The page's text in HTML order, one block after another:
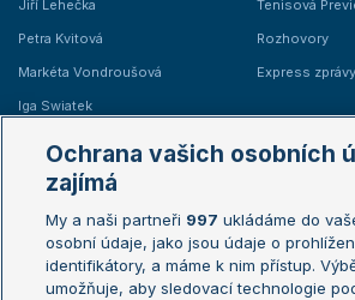
Jiří Lehečka
Petra Kvitová
Markéta Vondroušová
Iga Swiatek
Tenisová
Rozhovory
Express zprávy
Žebříčky
Žebříček ATP (muži)
Žebříček WTA (ženy)
Sázkařský žebříček
Australian
French Open
Wimbledon
Ochrana vašich osobních
zajímá
My a naši partneři 997 ukládáme do
osobní údaje, jako jsou údaje o
identifikátory, a máme k nim přístup.
umožňuje, aby sledovací technologie